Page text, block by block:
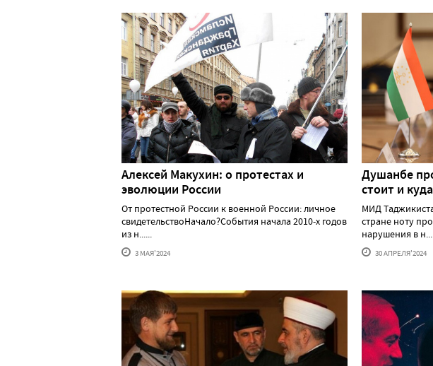
Алексей Макуxин: о протестаx и
эволюции России
От протестной России к военной России: личное
свидетельствоНачало?События начала 2010-х годов
из н......
3 МАЯ'2024
Душанбе
стоит и
МИД
стране ноту
нарушения в
30 АПРЕЛЯ'2024